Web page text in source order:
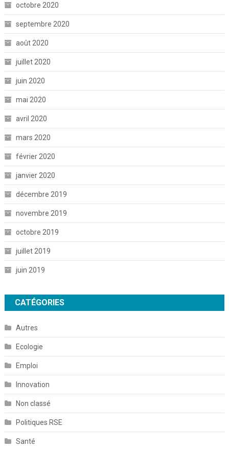
octobre 2020
septembre 2020
août 2020
juillet 2020
juin 2020
mai 2020
avril 2020
mars 2020
février 2020
janvier 2020
décembre 2019
novembre 2019
octobre 2019
juillet 2019
juin 2019
CATÉGORIES
Autres
Ecologie
Emploi
Innovation
Non classé
Politiques RSE
Santé